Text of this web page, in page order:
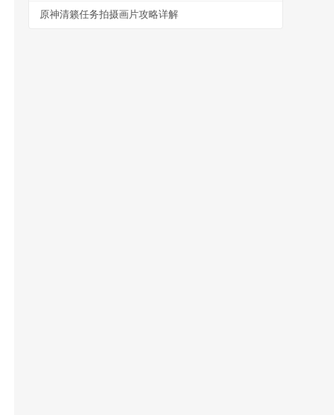
原神清籁任务拍摄画片攻略详解